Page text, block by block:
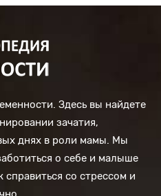
Здесь вы найдете
зачатия,
днях в роли мамы. Мы
о себе и малыше
справиться со стрессом и